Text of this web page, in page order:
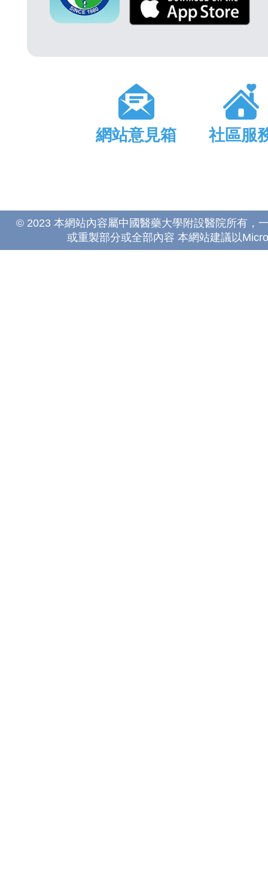
網站意見箱 社區服
© 2023 本網站內容屬中國醫藥大學附設醫院所有，
或重製部分或全部內容 本網站建議以